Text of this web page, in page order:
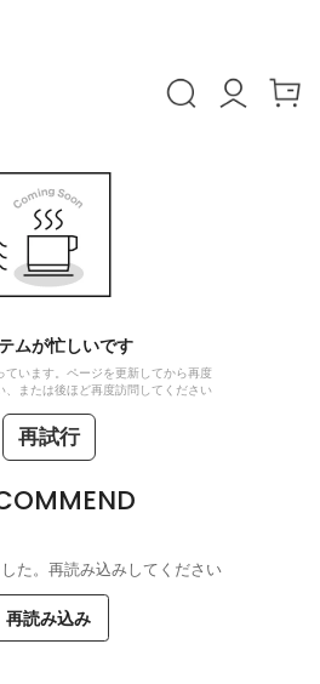
ムが忙しいです
ています。ページを更新してから再度
、または後ほど再度訪問してください
再試行
た。再読み込みしてください
再読み込み